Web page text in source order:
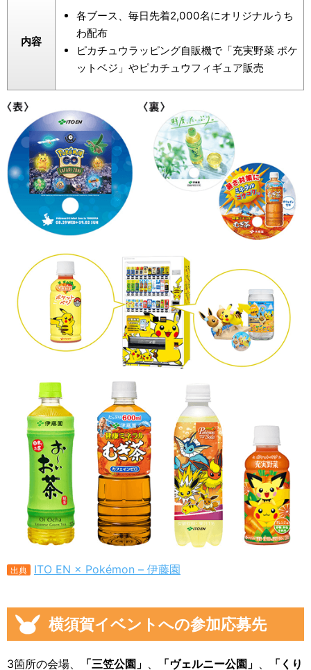
内容
各ブース、毎日先着2,000名にオリジナルうち
わ配布
ピカチュウラッピング自販機で「充実野菜 ポケ
ットベジ」やピカチュウフィギュア販売
出典 ITO EN × Pokémon – 伊藤園
横須賀イベントへの参加応募先
3箇所の会場、 「三笠公園」 「ヴェルニー公園」
「くり